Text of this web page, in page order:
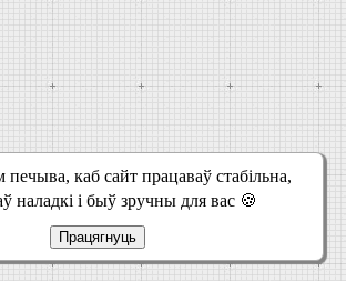
каб сайт працаваў стабільна,
наладкі і быў зручны для вас 🍪
Працягнуць